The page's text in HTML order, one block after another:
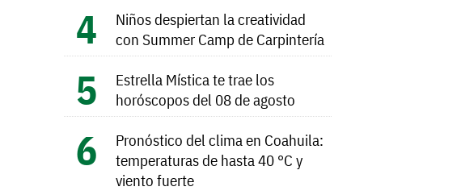
Niños despiertan la creatividad
con Summer Camp de Carpintería
Estrella Mística te trae los
horóscopos del 08 de agosto
Pronóstico del clima en Coahuila:
temperaturas de hasta 40 °C y
viento fuerte